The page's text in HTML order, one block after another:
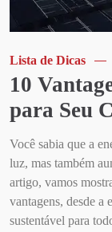
Lista de Dicas
10
para Seu
Você sabia que a
luz, mas também
artigo, vamos
vantagens, desde a
sustentável para